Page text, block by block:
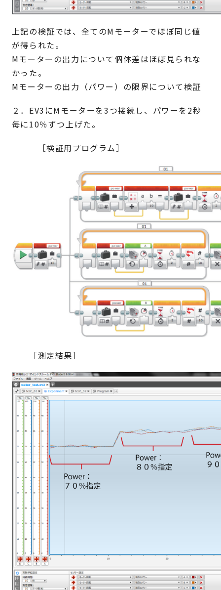
上記の検証では、全てのMモーターでほぼ同じ値
が得られた。
Mモーターの出力について個体差はほぼ見られな
かった。
Mモーターの出力（パワー）の限界について検証
２．EV3にMモーターを3つ接続し、パワーを2秒
毎に10％ずつ上げた。
［検証用プログラム］
［測定結果］